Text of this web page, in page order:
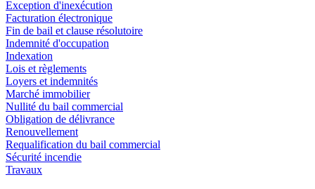
Exception d'inexécution
Facturation électronique
Fin de bail et clause résolutoire
Indemnité d'occupation
Indexation
Lois et règlements
Loyers et indemnités
Marché immobilier
Nullité du bail commercial
Obligation de délivrance
Renouvellement
Requalification du bail commercial
Sécurité incendie
Travaux